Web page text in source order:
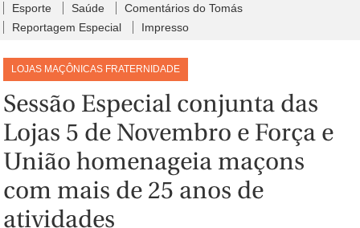
Esporte
Saúde
Comentários do Tomás
Reportagem Especial
Impresso
LOJAS MAÇÔNICAS FRATERNIDADE
Sessão Especial conjunta das
Lojas 5 de Novembro e Força e
União homenageia maçons
com mais de 25 anos de
atividades